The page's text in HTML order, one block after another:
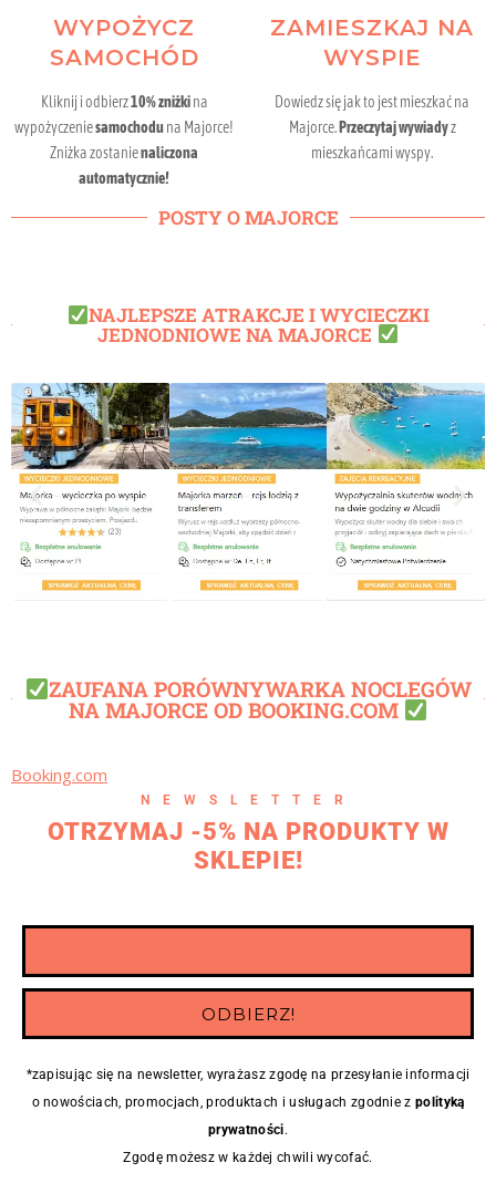
WYPOŻYCZ
SAMOCHÓD
Kliknij i odbierz10% zniżkina
wypożyczeniesamochoduna Majorce!
Zniżka zostanienaliczona
automatycznie!
ZAMIESZKAJ NA
WYSPIE
Dowiedz się jak to jest mieszkać na
Majorce. Przeczytaj wywiadyz
mieszkańcami wyspy.
POSTY O MAJORCE
NAJLEPSZE ATRAKCJE I WYCIECZKI
JEDNODNIOWE NA MAJORCE
ZAUFANA PORÓWNYWARKA NOCLEGÓW
NA MAJORCE OD BOOKING.COM
Booking.com
NEWSLETTER
OTRZYMAJ -5% NA PRODUKTY W
SKLEPIE!
*zapisując się na newsletter, wyrażasz zgodę na przesyłanie informacji
o nowościach, promocjach, produktach i usługach zgodnie z polityką
prywatności.
Zgodę możesz w każdej chwili wycofać.